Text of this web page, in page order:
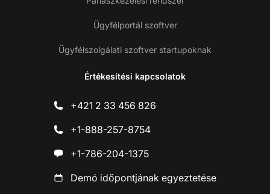
Ügyfélportál szoftver
Ügyfélszolgálati szoftver startupoknak
Értékesítési kapcsolatok
+421 2 33 456 826
+1-888-257-8754
+1-786-204-1375
Demó időpontjának egyeztetése